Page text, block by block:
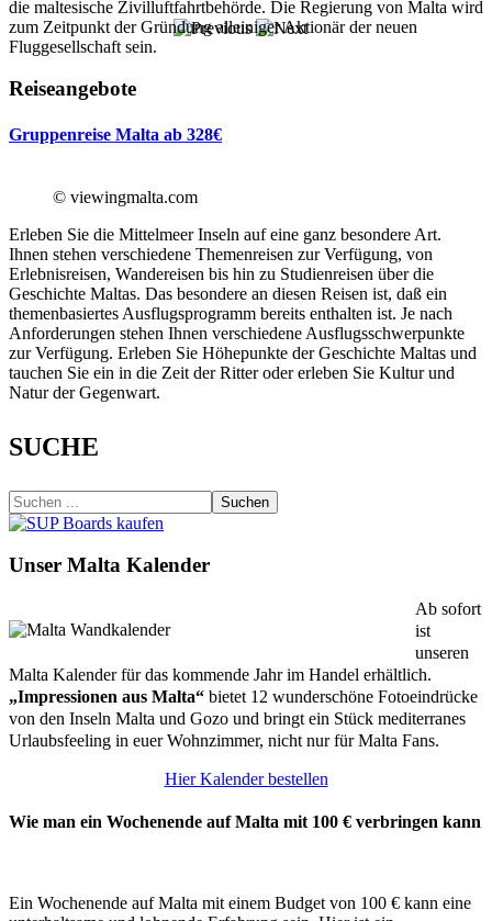
die maltesische Zivilluftfahrtbehörde. Die Regierung von Malta wird
zum Zeitpunkt der Gründung alleiniger Aktionär der neuen
Fluggesellschaft sein.
Reiseangebote
Gruppenreise Malta ab 328€
© viewingmalta.com
Erleben Sie die Mittelmeer Inseln auf eine ganz besondere Art.
Ihnen stehen verschiedene Themenreisen zur Verfügung, von
Erlebnisreisen, Wandereisen bis hin zu Studienreisen über die
Geschichte Maltas. Das besondere an diesen Reisen ist, daß ein
themenbasiertes Ausflugsprogramm bereits enthalten ist. Je nach
Anforderungen stehen Ihnen verschiedene Ausflugsschwerpunkte
zur Verfügung. Erleben Sie Höhepunkte der Geschichte Maltas und
tauchen Sie ein in die Zeit der Ritter oder erleben Sie Kultur und
Natur der Gegenwart.
SUCHE
Suchen
Unser Malta Kalender
Ab sofort
ist
unseren
Malta Kalender für das kommende Jahr im Handel erhältlich.
„Impressionen aus Malta“ bietet 12 wunderschöne Fotoeindrücke
von den Inseln Malta und Gozo und bringt ein Stück mediterranes
Urlaubsfeeling in euer Wohnzimmer, nicht nur für Malta Fans.
Hier Kalender bestellen
Wie man ein Wochenende auf Malta mit 100 € verbringen kann
Ein Wochenende auf Malta mit einem Budget von 100 € kann eine